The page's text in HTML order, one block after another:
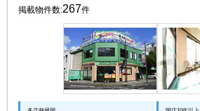
掲載物件数:267件